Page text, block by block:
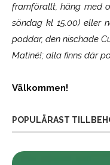
framförallt, häng med
söndag kl 15.00) eller
poddar, den nischade
Matiné!; alla finns där
Välkommen!
POPULÄRAST